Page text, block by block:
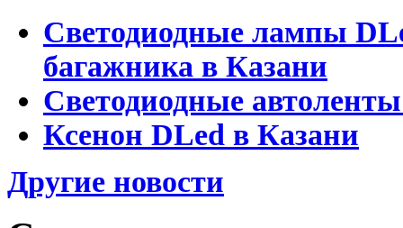
Светодиодные лампы
багажника в Казани
Светодиодные
Ксенон DLed в Казани
Другие новости